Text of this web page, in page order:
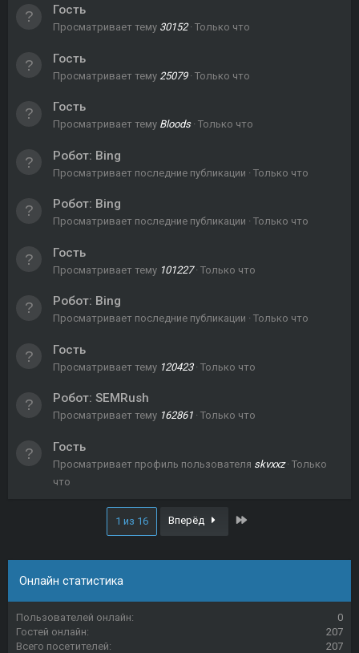
Гость
Просматривает тему 30152 Только что
Гость
Просматривает тему 25079 Только что
Гость
Просматривает тему Bloods Только что
Робот: Bing
Просматривает последние публикации Только что
Робот: Bing
Просматривает последние публикации Только что
Гость
Просматривает тему 101227 Только что
Робот: Bing
Просматривает последние публикации Только что
Гость
Просматривает тему 120423 Только что
Робот: SEMRush
Просматривает тему 162861 Только что
Гость
Просматривает профиль пользователя skvxxz Только
что
1 из 16 Вперёд
Онлайн статистика
Пользователей онлайн
0
Гостей онлайн
207
Всего посетителей
207